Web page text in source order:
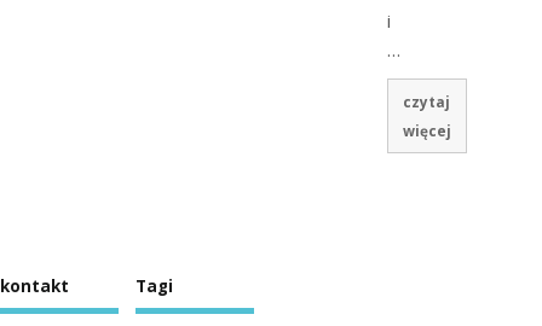
i
…
czytaj
więcej
kontakt Tagi